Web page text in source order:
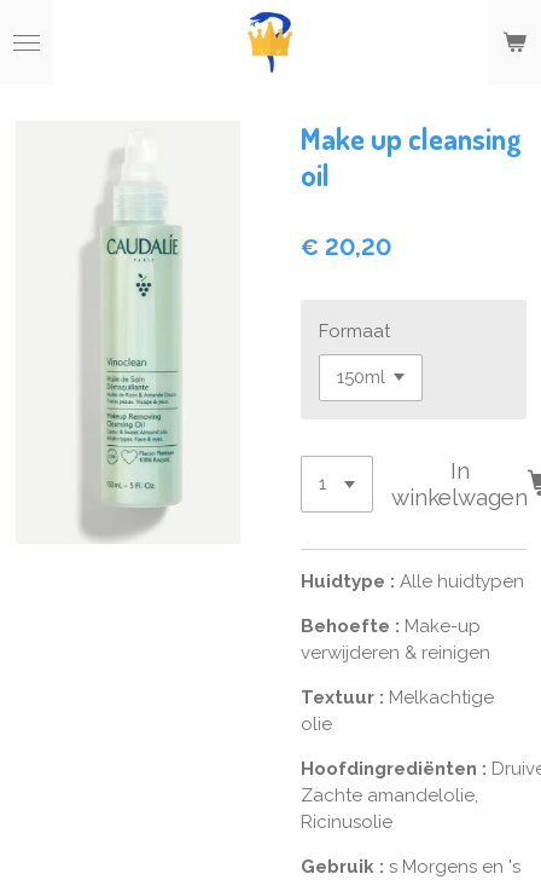
direct
Make up cleansing
oil
€ 20,20
Formaat
In
winkelwagen
Huidtype : Alle huidtypen
Behoefte : Make-up
verwijderen & reinigen
Textuur : Melkachtige
olie
Hoofdingrediënten :
Zachte amandelolie,
Ricinusolie
Gebruik : s Morgens en 's